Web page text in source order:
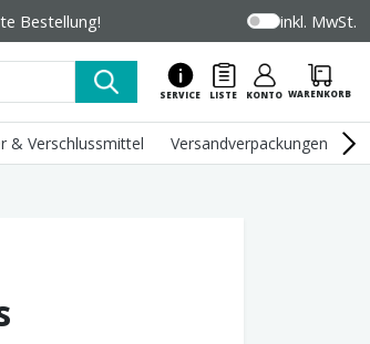
Bestellung! inkl. MwSt.
SERVICE LISTE KONTO WARENKORB
& Verschlussmittel Versandverpackungen